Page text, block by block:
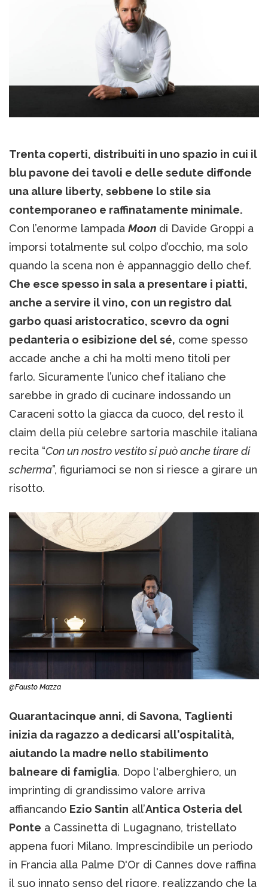
Trenta coperti, distribuiti in uno spazio in cui il
blu pavone dei tavoli e delle sedute diffonde
una allure liberty, sebbene lo stile sia
contemporaneo e raffinatamente minimale.
Con l’enorme lampada Moon di Davide Groppi a
imporsi totalmente sul colpo d’occhio, ma solo
quando la scena non è appannaggio dello chef.
Che esce spesso in sala a presentare i piatti,
anche a servire il vino, con un registro dal
garbo quasi aristocratico, scevro da ogni
pedanteria o esibizione del sé, come spesso
accade anche a chi ha molti meno titoli per
farlo. Sicuramente l’unico chef italiano che
sarebbe in grado di cucinare indossando un
Caraceni sotto la giacca da cuoco, del resto il
claim della più celebre sartoria maschile italiana
recita “Con un nostro vestito si può anche tirare di
scherma”, figuriamoci se non si riesce a girare un
risotto.
@Fausto Mazza
Quarantacinque anni, di Savona, Taglienti
inizia da ragazzo a dedicarsi all'ospitalità,
aiutando la madre nello stabilimento
balneare di famiglia. Dopo l'alberghiero, un
imprinting di grandissimo valore arriva
affiancando Ezio Santin all’Antica Osteria del
Ponte a Cassinetta di Lugagnano, tristellato
appena fuori Milano. Imprescindibile un periodo
in Francia alla Palme D'Or di Cannes dove raffina
il suo innato senso del rigore, realizzando che la